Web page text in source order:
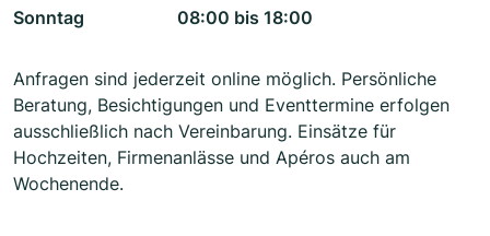
Sonntag
08:00 bis 18:00
Anfragen sind jederzeit online möglich. Persönliche
Beratung, Besichtigungen und Eventtermine erfolgen
ausschließlich nach Vereinbarung. Einsätze für
Hochzeiten, Firmenanlässe und Apéros auch am
Wochenende.